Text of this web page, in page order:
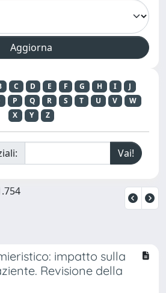
C D E F G H I
J
P Q R S T U V
W
X
Y Z
impatto sulla
Revisione della